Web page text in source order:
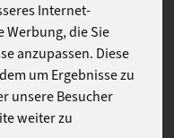
Internet-
Werbung, die Sie
anzupassen. Diese
um Ergebnisse zu
unsere Besucher
weiter zu